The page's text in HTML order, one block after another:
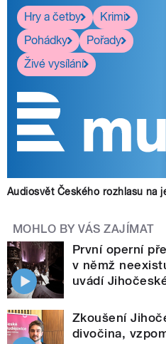
Hry a četby
Krimi
Pohádky
Pořady
Živé vysílání
Audiosvět Českého rozhlasu na
MOHLO BY VÁS ZAJÍMAT
První operní
v němž
uvádí
Zkoušení
divočina,